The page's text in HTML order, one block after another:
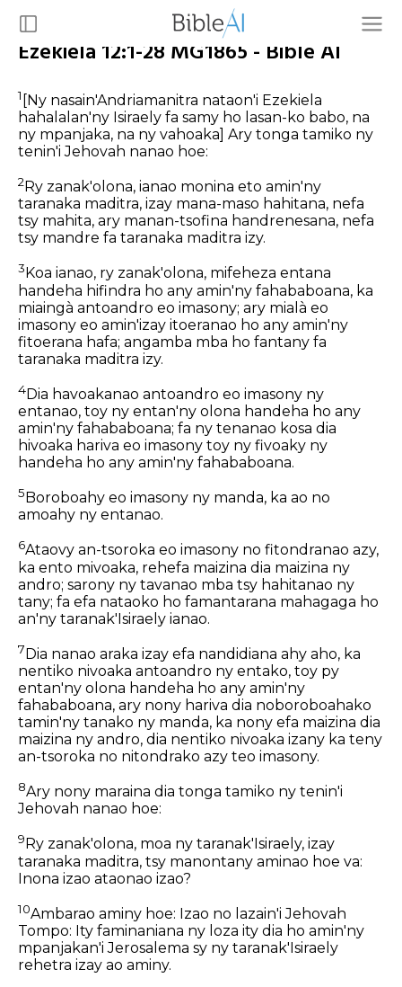
Ezekiela 12:1-28 MG1865 - Bible AI
1 [Ny nasain'Andriamanitra nataon'i Ezekiela
hahalalan'ny Isiraely fa samy ho lasan-ko babo, na
ny mpanjaka, na ny vahoaka] Ary tonga tamiko ny
tenin'i Jehovah nanao hoe:
2 Ry zanak'olona, ianao monina eto amin'ny
taranaka maditra, izay mana-maso hahitana, nefa
tsy mahita, ary manan-tsofina handrenesana, nefa
tsy mandre fa taranaka maditra izy.
3 Koa ianao, ry zanak'olona, mifeheza entana
handeha hifindra ho any amin'ny fahababoana, ka
miaingà antoandro eo imasony; ary mialà eo
imasony eo amin'izay itoeranao ho any amin'ny
fitoerana hafa; angamba mba ho fantany fa
taranaka maditra izy.
4Dia havoakanao antoandro eo imasony ny
entanao, toy ny entan'ny olona handeha ho any
amin'ny fahababoana; fa ny tenanao kosa dia
hivoaka hariva eo imasony toy ny fivoaky ny
handeha ho any amin'ny fahababoana.
5 Boroboahy eo imasony ny manda, ka ao no
amoahy ny entanao.
6Ataovy an-tsoroka eo imasony no fitondranao azy,
ka ento mivoaka, rehefa maizina dia maizina ny
andro; sarony ny tavanao mba tsy hahitanao ny
tany; fa efa nataoko ho famantarana mahagaga ho
an'ny taranak'Isiraely ianao.
7Dia nanao araka izay efa nandidiana ahy aho, ka
nentiko nivoaka antoandro ny entako, toy py
entan'ny olona handeha ho any amin'ny
fahababoana, ary nony hariva dia noboroboahako
tamin'ny tanako ny manda, ka nony efa maizina dia
maizina ny andro, dia nentiko nivoaka izany ka teny
an-tsoroka no nitondrako azy teo imasony.
8Ary nony maraina dia tonga tamiko ny tenin'i
Jehovah nanao hoe:
9 Ry zanak'olona, moa ny taranak'Isiraely, izay
taranaka maditra, tsy manontany aminao hoe va:
Inona izao ataonao izao?
10Ambarao aminy hoe: Izao no lazain'i Jehovah
Tompo: Ity faminaniana ny loza ity dia ho amin'ny
mpanjakan'i Jerosalema sy ny taranak'Isiraely
rehetra izay ao aminy.